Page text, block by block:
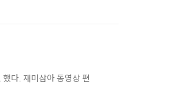
다. 재미삼아 동영상 편